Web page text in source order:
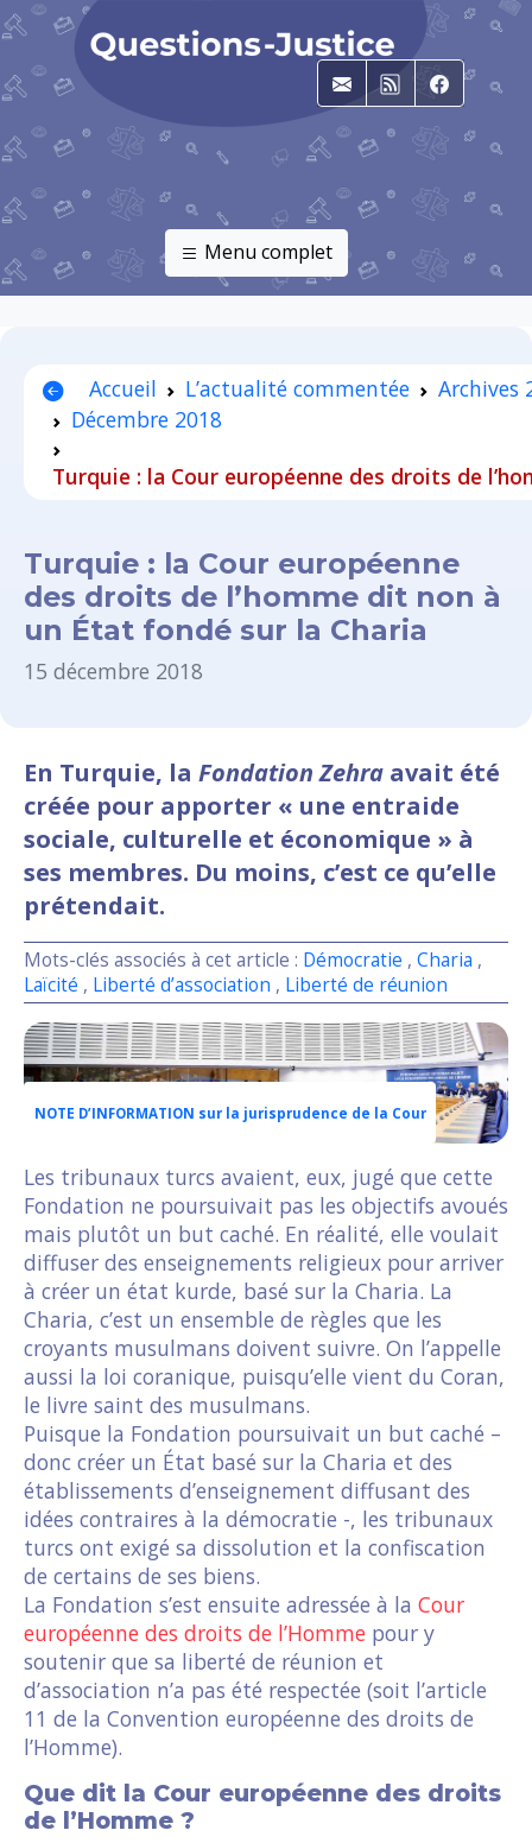
E-mailRSS
Menu complet
Accueil L’actualité commentée
Archives
Décembre 2018
Turquie : la Cour européenne des droits de
Turquie : la Cour européenne
des droits de l’homme dit non à
un État fondé sur la Charia
15 décembre 2018
En Turquie, la Fondation Zehra avait été
créée pour apporter « une entraide
sociale, culturelle et économique » à
ses membres. Du moins, c’est ce qu’elle
prétendait.
Mots-clés associés à cet article : Démocratie , Charia ,
Laïcité , Liberté d’association , Liberté de réunion
NOTE D’INFORMATION sur la jurisprudence de la Cour
Les tribunaux turcs avaient, eux, jugé que cette
Fondation ne poursuivait pas les objectifs avoués
mais plutôt un but caché. En réalité, elle voulait
diffuser des enseignements religieux pour arriver
à créer un état kurde, basé sur la Charia. La
Charia, c’est un ensemble de règles que les
croyants musulmans doivent suivre. On l’appelle
aussi la loi coranique, puisqu’elle vient du Coran,
le livre saint des musulmans.
Puisque la Fondation poursuivait un but caché –
donc créer un État basé sur la Charia et des
établissements d’enseignement diffusant des
idées contraires à la démocratie -, les tribunaux
turcs ont exigé sa dissolution et la confiscation
de certains de ses biens.
La Fondation s’est ensuite adressée à la Cour
européenne des droits de l’Homme pour y
soutenir que sa liberté de réunion et
d’association n’a pas été respectée (soit l’article
11 de la Convention européenne des droits de
l’Homme).
Que dit la Cour européenne des droits
de l’Homme ?